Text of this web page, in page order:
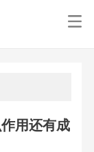
用还有成